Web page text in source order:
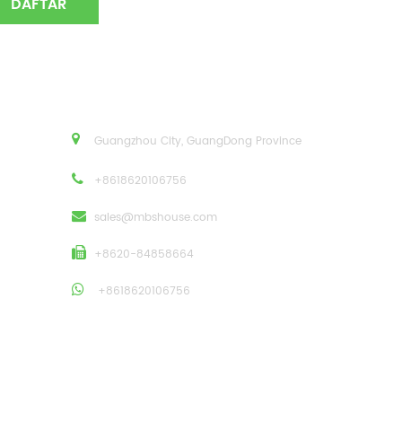
Guangzhou City, GuangDong Province
+8618620106756
sales@mbshouse.com
+8620-84858664
+8618620106756